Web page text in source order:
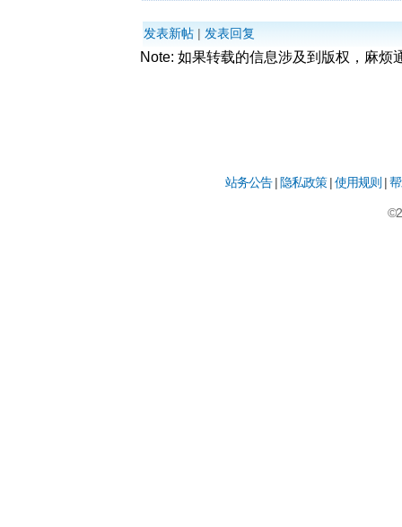
发表新帖 | 发表回复
Note: 如果转载的信息涉及到版权，麻
站务公告| 隐私政策|使用规则 |